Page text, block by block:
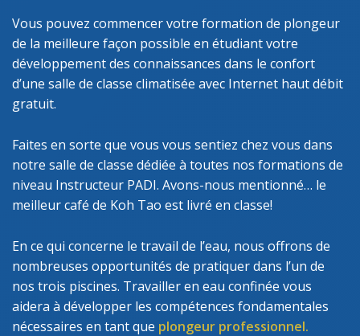
Vous pouvez commencer votre formation de plongeur
de la meilleure façon possible en étudiant votre
développement des connaissances dans le confort
d’une salle de classe climatisée avec Internet haut débit
gratuit.
Faites en sorte que vous vous sentiez chez vous dans
notre salle de classe dédiée à toutes nos formations de
niveau Instructeur PADI. Avons-nous mentionné… le
meilleur café de Koh Tao est livré en classe!
En ce qui concerne le travail de l’eau, nous offrons de
nombreuses opportunités de pratiquer dans l’un de
nos trois piscines. Travailler en eau confinée vous
aidera à développer les compétences fondamentales
nécessaires en tant que plongeur professionnel.